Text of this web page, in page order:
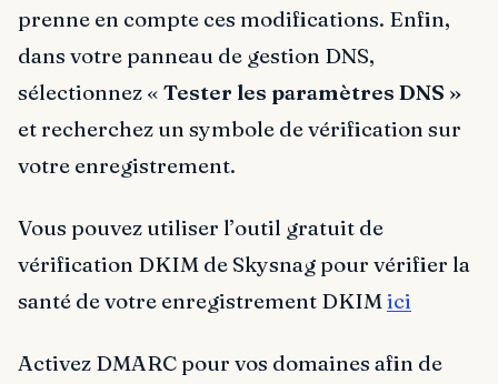
prenne en compte ces modifications. Enfin,
dans votre panneau de gestion DNS,
sélectionnez « Tester les paramètres DNS »
et recherchez un symbole de vérification sur
votre enregistrement.
Vous pouvez utiliser l’outil gratuit de
vérification DKIM de Skysnag pour vérifier la
santé de votre enregistrement DKIMici
Activez DMARC pour vos domaines afin de